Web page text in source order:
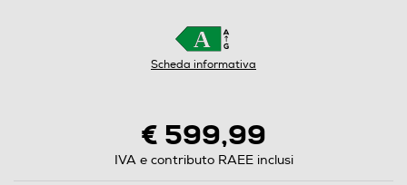
Scheda informativa
€ 599,99
IVA e contributo RAEE inclusi